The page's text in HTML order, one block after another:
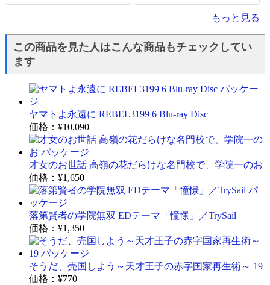
もっと見る
この商品を見た人はこんな商品もチェックしてい
ます
ヤマトよ永遠に REBEL3199 6 Blu-ray Disc
価格： ¥10,090
才女のお世話 高嶺の花だらけな名門校で、学院一のお
価格： ¥1,650
落第賢者の学院無双 EDテーマ「憧憬」／TrySail
価格： ¥1,350
そうだ、売国しよう～天才王子の赤字国家再生術～ 19
価格： ¥770